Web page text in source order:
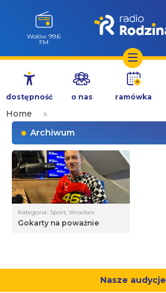
Przejdź
treści
Wołów 99.6
FM
dostępność o nas ramówka
Home
»
Archiwum
Kategoria: Sport, Wrocław
Gokarty na poważnie
Nasze audycje